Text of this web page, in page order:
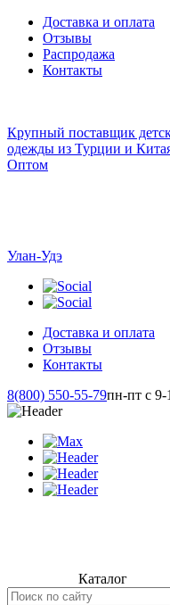
Доставка и оплата
Отзывы
Распродажа
Контакты
Крупный поставщик
одежды из Турции и
Оптом
Улан-Удэ
Доставка и оплата
Отзывы
Контакты
8(800) 550-55-79пн-пт с
Каталог